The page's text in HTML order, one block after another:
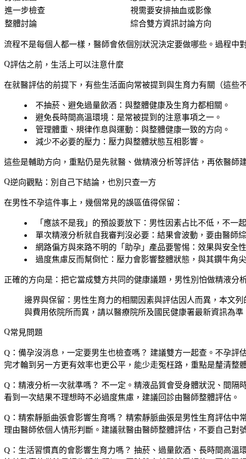
進一步檢查
視需要安排抽血或影像
整體討論
綜合雙方資訊討論方向
流程不是每個人都一樣，醫師會依個別狀況決定要做哪些。過程中
評估之前，生活上可以注意什麼
在就醫評估的前提下，有些生活面向常被提到與生育力有關（這些
不抽菸、避免過量飲酒 ：與整體健康及生育力都相關。
避免長時間高溫環境 ：是常被提到的注意事項之一。
管理體重、規律作息與運動 ：與整體健康一致的方向。
減少不必要的壓力 ：壓力與整體狀態互相影響。
這些是輔助方向，重點仍是先就醫、做精液分析等評估，再依醫師
逆向觀點：別自己下結論，也別只查一方
在男性不孕這件事上，幾個常見的誤區值得保留：
「應該不是我」的預設要放下 ：男性因素占比不低，不一
單次精液分析就自我審判沒必要 ：結果會波動，要由醫師
網路偏方與來路不明的「助孕」產品要警惕 ：效果與安全
過度焦慮反而幫倒忙 ：壓力會影響整體狀態，與其鑽牛角
正確的方向是：把它當成雙方共同的健康議題，男性別怕做精液分
邊界與保留：男性生育力的相關因素與評估因人而異，本文
與費用依院所而異，請以醫療院所及國民健康署最新資訊為準
常見問題
Q：備孕沒消息，一定要男生也檢查嗎？ 建議雙方一起查。不孕評
完才輪到另一方更有效率也更公平，能少走冤枉路，重點是釐清整
Q：精液分析一次就準嗎？ 不一定。精液品質會受身體狀況、間隔
看到一次結果不理想時不必過度焦慮，建議回診由醫師整體評估。
Q：精索靜脈曲張會影響生育嗎？ 精索靜脈曲張是男性生育評估中
理由醫師依個人情形判斷。建議就醫由醫師整體評估，不要自己對
Q：生活習慣真的會影響生育力嗎？ 抽菸、過量飲酒、長時間高溫